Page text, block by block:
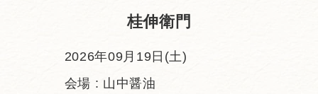
桂伸衛門
2026年09月19日(土)
会場 : 山中醤油